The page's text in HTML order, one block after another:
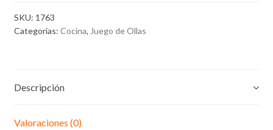
SKU: 1763
Categorías: Cocina, Juego de Ollas
Descripción
Valoraciones (0)